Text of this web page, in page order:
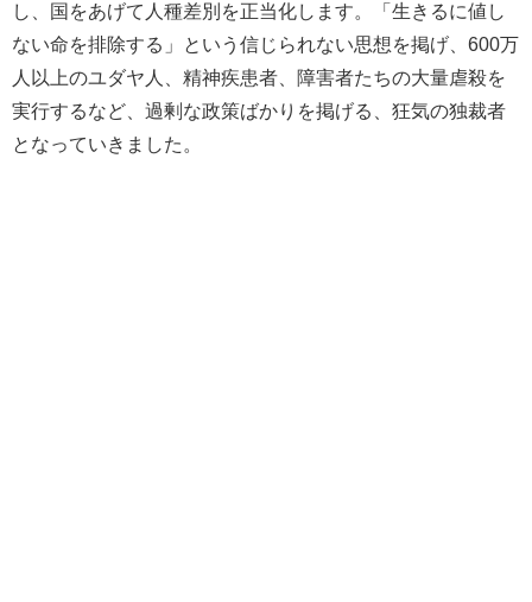
し、国をあげて人種差別を正当化します。「生きるに値し
ない命を排除する」という信じられない思想を掲げ、600万
人以上のユダヤ人、精神疾患者、障害者たちの大量虐殺を
実行するなど、過剰な政策ばかりを掲げる、狂気の独裁者
となっていきました。